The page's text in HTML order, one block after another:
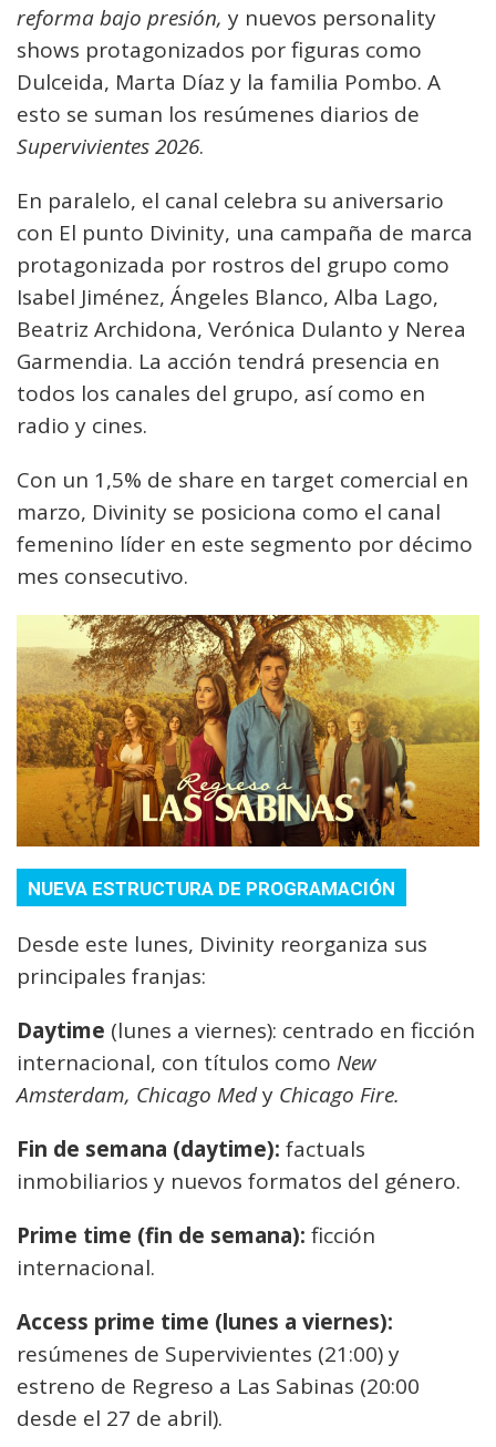
reforma bajo presión, y nuevos personality
shows protagonizados por figuras como
Dulceida, Marta Díaz y la familia Pombo. A
esto se suman los resúmenes diarios de
Supervivientes 2026.
En paralelo, el canal celebra su aniversario
con El punto Divinity, una campaña de marca
protagonizada por rostros del grupo como
Isabel Jiménez, Ángeles Blanco, Alba Lago,
Beatriz Archidona, Verónica Dulanto y Nerea
Garmendia. La acción tendrá presencia en
todos los canales del grupo, así como en
radio y cines.
Con un 1,5% de share en target comercial en
marzo, Divinity se posiciona como el canal
femenino líder en este segmento por décimo
mes consecutivo.
NUEVA ESTRUCTURA DE PROGRAMACIÓN
Desde este lunes, Divinity reorganiza sus
principales franjas:
Daytime (lunes a viernes): centrado en ficción
internacional, con títulos como New
Amsterdam, Chicago Medy Chicago Fire.
Fin de semana (daytime): factuals
inmobiliarios y nuevos formatos del género.
Prime time (fin de semana): ficción
internacional.
Access prime time (lunes a viernes):
resúmenes de Supervivientes (21:00) y
estreno de Regreso a Las Sabinas (20:00
desde el 27 de abril).